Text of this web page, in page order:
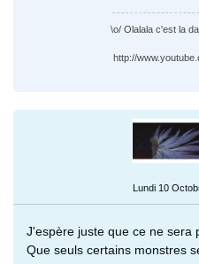
\o/ Olalala c'est la
http://
Lundi 10
J'espère juste que ce ne sera
Que seuls certains monstres